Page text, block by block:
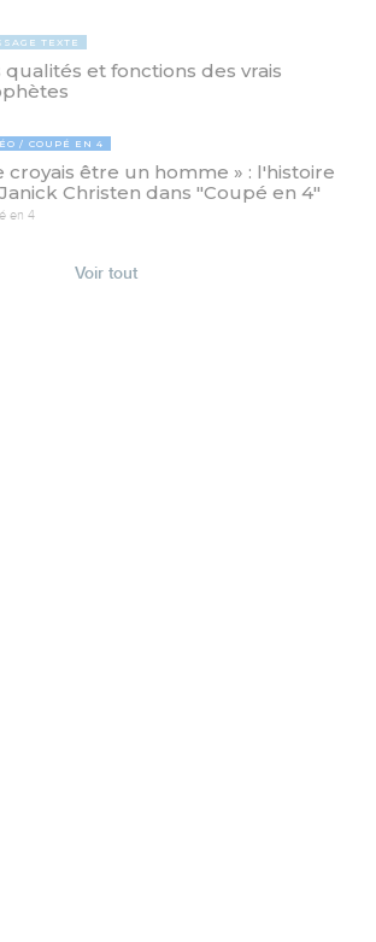
TEXTE
qualités et fonctions des vrais
COUPÉ EN 4
croyais être un homme » : l'histoire
Christen dans "Coupé en 4"
en 4
Voir tout